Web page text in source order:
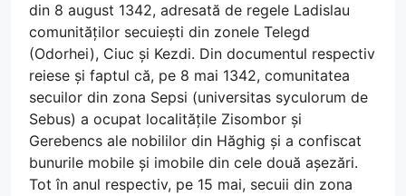
din 8 august 1342, adresată de regele Ladislau
comunităților secuiești din zonele Telegd
(Odorhei), Ciuc și Kezdi. Din documentul respectiv
reiese și faptul că, pe 8 mai 1342, comunitatea
secuilor din zona Sepsi (universitas syculorum de
Sebus) a ocupat localitățile Zisombor și
Gerebencs ale nobililor din Hăghig și a confiscat
bunurile mobile și imobile din cele două așezări.
Tot în anul respectiv, pe 15 mai, secuii din zona